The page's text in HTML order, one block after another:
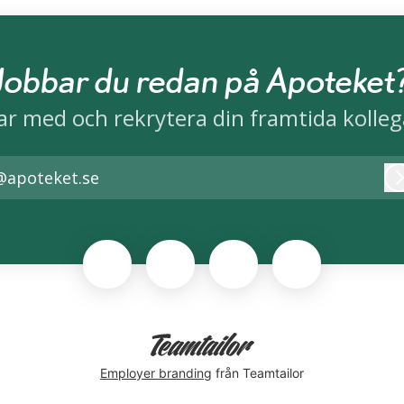
du redan på
med och rekrytera din framtida
Employer branding från Teamtailor